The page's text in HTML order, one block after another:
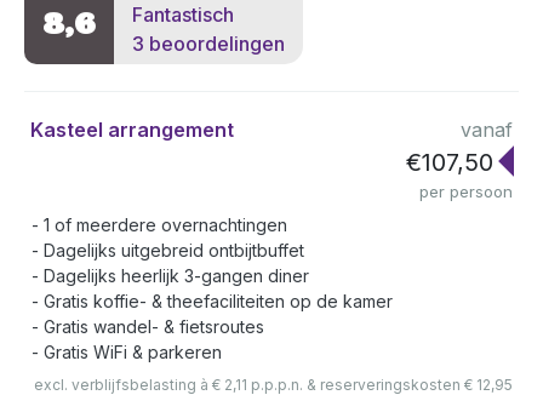
8,6
Fantastisch
3 beoordelingen
Kasteel arrangement vanaf
€107,50
per persoon
1 of meerdere overnachtingen
Dagelijks uitgebreid ontbijtbuffet
Dagelijks heerlijk 3-gangen diner
Gratis koffie- & theefaciliteiten op de kamer
Gratis wandel- & fietsroutes
Gratis WiFi & parkeren
excl. verblijfsbelasting à € 2,11 p.p.p.n. & reserveringskosten € 12,95